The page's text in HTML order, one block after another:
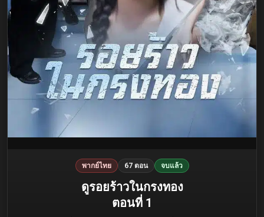
พากย์ไทย 67 ตอน จบแล้ว
ดูรอยร้าวในกรงทอง
ตอนที่ 1